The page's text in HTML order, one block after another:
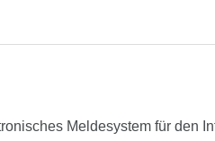
Meldesystem für den